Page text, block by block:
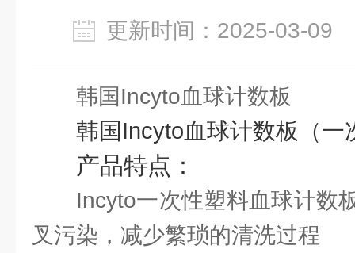
更新时间：2025-03-
韩国Incyto血球计数板
韩国Incyto血球计数板（一
产品特点：
Incyto一次性塑料血球计数
叉污染，减少繁琐的清洗过程